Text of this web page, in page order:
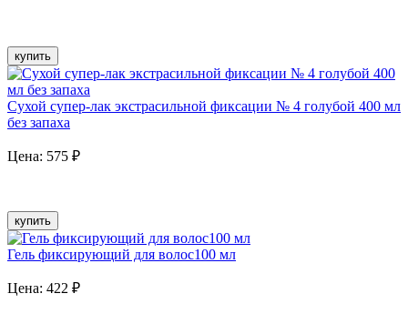
купить
Сухой супер-лак экстрасильной фиксации № 4 голубой 400 мл
без запаха
Цена: 575 ₽
купить
Гель фиксирующий для волос100 мл
Цена: 422 ₽